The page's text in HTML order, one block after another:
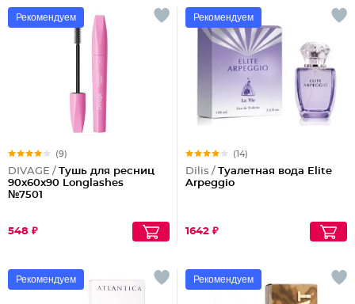
Рекомендуем
(9)
DIVAGE / Тушь для ресниц
90x60x90 Longlashes
№7501
548 ₽
Рекомендуем
(14)
Dilis / Туалетная вода Elite
Arpeggio
1642 ₽
Рекомендуем Рекомендуем